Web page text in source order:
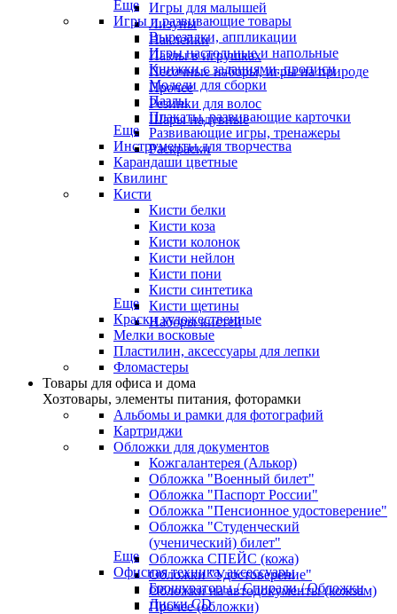
Игры для малышей
Лизуны
Наклейки
Пазлы в игрушках
Песочные наборы, игры на природе
Прочее
Резинки для волос
Шары надувные
Еще
Игры и развивающие товары
Вырезалки, аппликации
Игры настольные и напольные
Книжки с заданиями, прописи
Модели для сборки
Пазлы
Плакаты, развивающие карточки
Развивающие игры, тренажеры
Раскраски
Еще
Инструменты для творчества
Карандаши цветные
Квилинг
Кисти
Кисти белки
Кисти коза
Кисти колонок
Кисти нейлон
Кисти пони
Кисти синтетика
Кисти щетины
Наборы кистей
Еще
Краски художественные
Мелки восковые
Пластилин, аксессуары для лепки
Фломастеры
Товары для офиса и дома
Хозтовары, элементы питания, фоторамки
Альбомы и рамки для фотографий
Картриджи
Обложки для документов
Кожгалантерея (Алькор)
Обложка "Военный билет"
Обложка "Паспорт России"
Обложка "Пенсионное удостоверение"
Обложка "Студенческий
(ученический) билет"
Обложка СПЕЙС (кожа)
Обложки "Удостоверение"
Обложки на автодокументы (кожзам)
Прочее (обложки)
Еще
Офисная техника, аксессуары
Брошураторы / Спирали / Обложки
Диски CD